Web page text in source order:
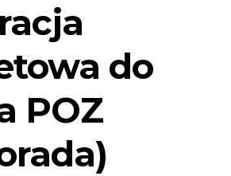
do
POZ